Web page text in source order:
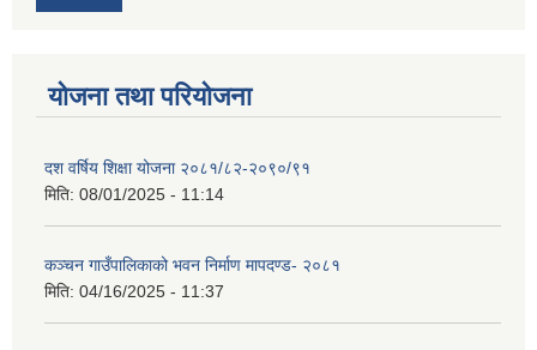
योजना तथा परियोजना
दश वर्षिय शिक्षा योजना २०८१/८२-२०९०/९१
मिति: 08/01/2025 - 11:14
कञ्‍चन गाउँपालिकाको भवन निर्माण मापदण्ड- २०८१
मिति: 04/16/2025 - 11:37